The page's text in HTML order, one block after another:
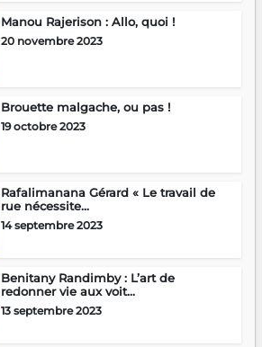
Manou Rajerison : Allo, quoi !
20 novembre 2023
Brouette malgache, ou pas !
19 octobre 2023
Rafalimanana Gérard « Le travail de
rue nécessite...
14 septembre 2023
Benitany Randimby : L’art de
redonner vie aux voit...
13 septembre 2023